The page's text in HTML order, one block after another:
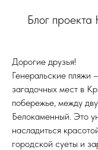
Блог
Дорогие друзья!
Генеральские пляжи
загадочных мест в
побережье, между
Белокаменный. Это
насладиться
городской суеты и